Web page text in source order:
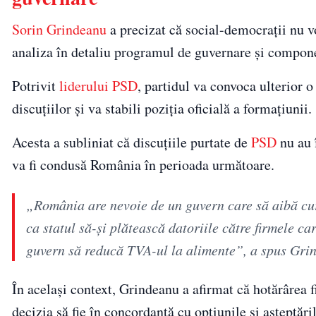
Sorin Grindeanua precizat că social-democrații nu
analiza în detaliu programul de guvernare și
Potrivitliderului PSD, partidul va convoca ulterior
discuțiilor și va stabili poziția oficială a formațiunii.
Acesta a subliniat că discuțiile purtate dePSDnu
va fi condusă România în perioada următoare.
„România are nevoie de un guvern care să aibă
ca statul să-și plătească datoriile către firmele
guvern să reducă TVA-ul la alimente”, a spus
În același context, Grindeanu a afirmat că
decizia să fie în concordanță cu opțiunile și